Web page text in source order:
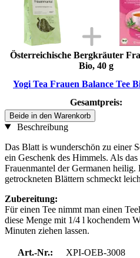
Österreichische Bergkräuter
Bio, 40 g
Yogi Tea Frauen Balance Tee
Gesamtpreis:
Beide in den Warenkorb
Beschreibung
Das Blatt is wunderschön zu einer
ein Geschenk des Himmels. Als
Frauenmantel der Germanen heilig.
getrockneten Blättern schmeckt
Zubereitung:
Für einen Tee nimmt man einen
diese Menge mit 1/4 l kochendem
Minuten ziehen lassen.
Art.-Nr.:
XPI-OEB-3008